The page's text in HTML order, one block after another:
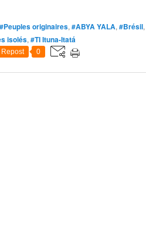
#Peuples originaires, #ABYA YALA, #Brésil,
isolés, #TI Ituna-Itatá
Repost 0